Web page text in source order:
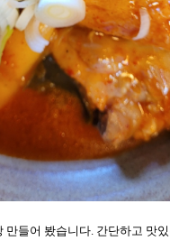
만들어 봤습니다. 간단하고 맛